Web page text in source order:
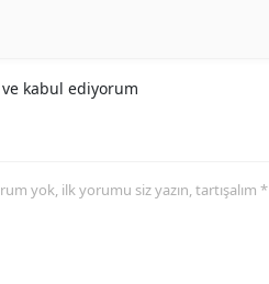
kabul ediyorum
yok, ilk yorumu siz yazın, tartışalım *